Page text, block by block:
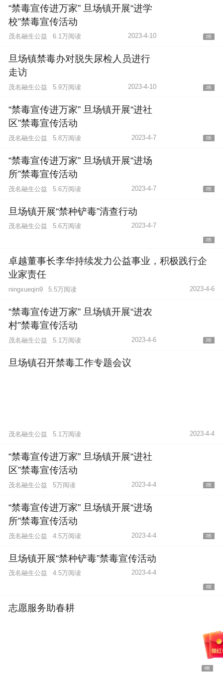
“禁毒宣传进万家” 旦场镇开展“进学
校”禁毒宣传活动
2图
茂名融生公益 6.1万阅读 2023-4-10
旦场镇禁毒办对脱失尿检人员进行
走访
2图
茂名融生公益 5.9万阅读 2023-4-10
“禁毒宣传进万家” 旦场镇开展“进社
区”禁毒宣传活动
2图
茂名融生公益 5.8万阅读 2023-4-7
“禁毒宣传进万家” 旦场镇开展“进场
所”禁毒宣传活动
2图
茂名融生公益 5.6万阅读 2023-4-7
旦场镇开展“禁种铲毒”清查行动
2图
茂名融生公益 5.6万阅读 2023-4-7
卓越董事长李华持续发力公益事业，积极践行企
业家责任
ningxueqin9 5.5万阅读 2023-4-6
“禁毒宣传进万家” 旦场镇开展“进农
村”禁毒宣传活动
2图
茂名融生公益 5.1万阅读 2023-4-6
旦场镇召开禁毒工作专题会议
茂名融生公益 5.1万阅读 2023-4-4
“禁毒宣传进万家” 旦场镇开展“进社
区”禁毒宣传活动
2图
茂名融生公益 5万阅读 2023-4-4
“禁毒宣传进万家” 旦场镇开展“进场
所”禁毒宣传活动
2图
茂名融生公益 4.5万阅读 2023-4-4
旦场镇开展“禁种铲毒”禁毒宣传活动
2图
茂名融生公益 4.5万阅读 2023-4-4
志愿服务助春耕
9图